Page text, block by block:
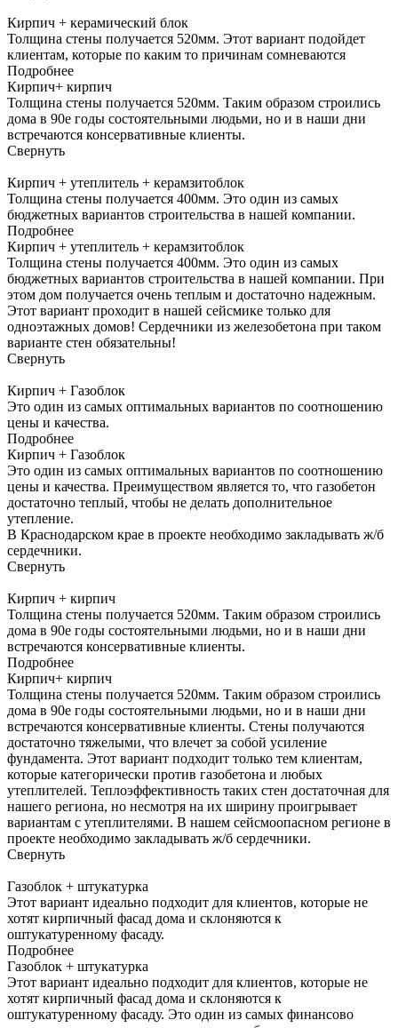
Кирпич + керамический блок
Толщина стены получается 520мм. Этот вариант подойдет
клиентам, которые по каким то причинам сомневаются
Подробнее
Кирпич+ кирпич
Толщина стены получается 520мм. Таким образом строились
дома в 90е годы состоятельными людьми, но и в наши дни
встречаются консервативные клиенты.
Свернуть
Кирпич + утеплитель + керамзитоблок
Толщина стены получается 400мм. Это один из самых
бюджетных вариантов строительства в нашей компании.
Подробнее
Кирпич + утеплитель + керамзитоблок
Толщина стены получается 400мм. Это один из самых
бюджетных вариантов строительства в нашей компании. При
этом дом получается очень теплым и достаточно надежным.
Этот вариант проходит в нашей сейсмике только для
одноэтажных домов! Сердечники из железобетона при таком
варианте стен обязательны!
Свернуть
Кирпич + Газоблок
Это один из самых оптимальных вариантов по соотношению
цены и качества.
Подробнее
Кирпич + Газоблок
Это один из самых оптимальных вариантов по соотношению
цены и качества. Преимуществом является то, что газобетон
достаточно теплый, чтобы не делать дополнительное
утепление.
В Краснодарском крае в проекте необходимо закладывать ж/б
сердечники.
Свернуть
Кирпич + кирпич
Толщина стены получается 520мм. Таким образом строились
дома в 90е годы состоятельными людьми, но и в наши дни
встречаются консервативные клиенты.
Подробнее
Кирпич+ кирпич
Толщина стены получается 520мм. Таким образом строились
дома в 90е годы состоятельными людьми, но и в наши дни
встречаются консервативные клиенты. Стены получаются
достаточно тяжелыми, что влечет за собой усиление
фундамента. Этот вариант подходит только тем клиентам,
которые категорически против газобетона и любых
утеплителей. Теплоэффективность таких стен достаточная для
нашего региона, но несмотря на их ширину проигрывает
вариантам с утеплителями. В нашем сейсмоопасном регионе в
проекте необходимо закладывать ж/б сердечники.
Свернуть
Газоблок + штукатурка
Этот вариант идеально подходит для клиентов, которые не
хотят кирпичный фасад дома и склоняются к
оштукатуренному фасаду.
Подробнее
Газоблок + штукатурка
Этот вариант идеально подходит для клиентов, которые не
хотят кирпичный фасад дома и склоняются к
оштукатуренному фасаду. Это один из самых финансово